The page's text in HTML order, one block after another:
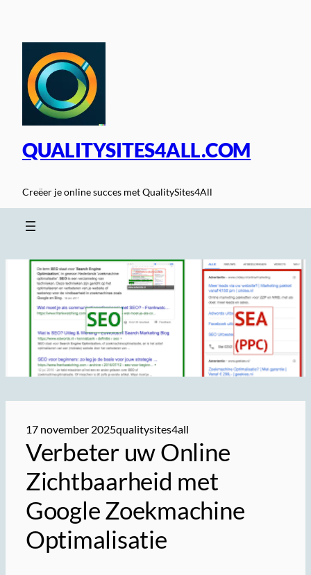
inhoud
QUALITYSITES4ALL.COM
Creëer je online succes met QualitySites4All
17 november 2025qualitysites4all
Verbeter uw Online
Zichtbaarheid met
Google Zoekmachine
Optimalisatie